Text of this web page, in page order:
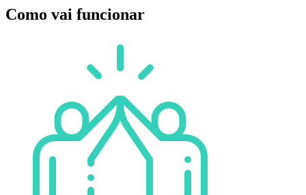
Como vai funcionar